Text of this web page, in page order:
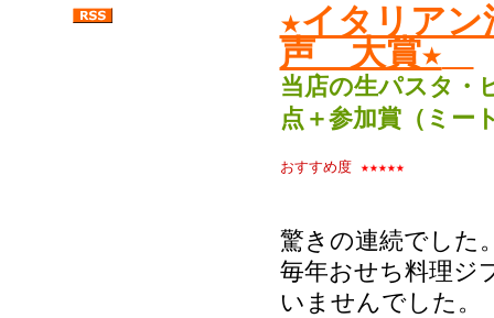
★イタリア
声 大賞★
当店の生パスタ・
点＋参加賞（ミー
おすすめ度 ★★★★★
驚きの連続でした
毎年おせち料理ジ
いませんでした。